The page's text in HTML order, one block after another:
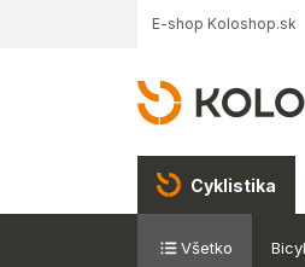
E-shop Koloshop.sk
Cyklistika
Všetko